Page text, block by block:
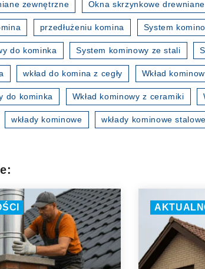
zewnętrzne Okna skrzynkowe drewniane
przedłużeniu komina System
do kominka System kominowy ze stali
wkład do komina z cegły Wkład
do kominka Wkład kominowy z ceramiki
wkłady kominowe wkłady kominowe stalowe